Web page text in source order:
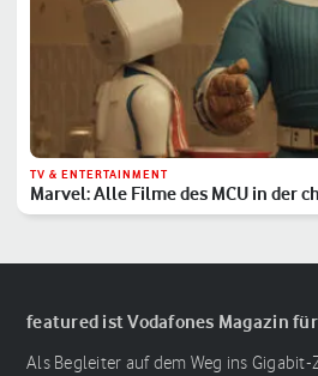
TV & ENTERTAINMENT
Marvel: Alle Filme des MCU in der
Reihenfolge
featured ist Vodafones Magazin
Als Begleiter auf dem Weg ins